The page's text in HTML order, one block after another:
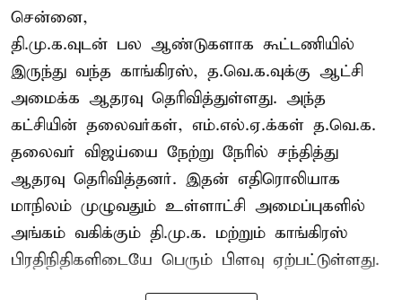
சென்னை,
தி.மு.க.வுடன் பல ஆண்டுகளாக கூட்டணியில்
இருந்து வந்த காங்கிரஸ், த.வெ.க.வுக்கு ஆட்சி
அமைக்க ஆதரவு தெரிவித்துள்ளது. அந்த
கட்சியின் தலைவர்கள், எம்.எல்.ஏ.க்கள் த.வெ.க.
தலைவர் விஜய்யை நேற்று நேரில் சந்தித்து
ஆதரவு தெரிவித்தனர். இதன் எதிரொலியாக
மாநிலம் முழுவதும் உள்ளாட்சி அமைப்புகளில்
அங்கம் வகிக்கும் தி.மு.க. மற்றும் காங்கிரஸ்
பிரதிநிதிகளிடையே பெரும் பிளவு ஏற்பட்டுள்ளது.